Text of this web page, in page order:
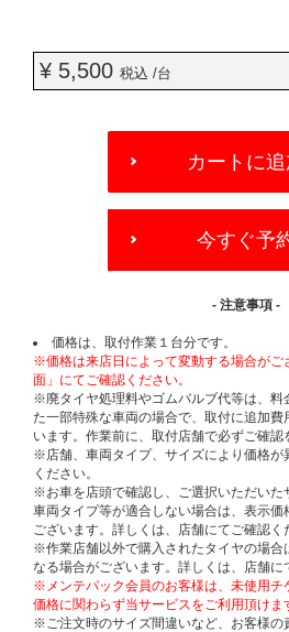
¥ 5,500 税込 /台
OPTIONS
カートに追
今すぐ予
- 注意事項 -
価格は、取付作業１台分です。
※価格は来店日によって変動する場合がご
面」にてご確認ください。
※廃タイヤ処理料やゴムバルブ代等は、料
た一部特殊な車両の場合で、取付に追加
います。作業前に、取付店舗で必ずご確認
※店舗、車両タイプ、サイズにより価格が
ください。
※お車を店頭で確認し、ご選択いただいた
車両タイプ等が適合しない場合は、表示
ございます。詳しくは、店舗にてご確認く
※作業店舗以外で購入されたタイヤの場合
なる場合がございます。詳しくは、店舗に
※メンテパック会員のお客様は、未使用チ
価格に関わらず当サービスをご利用頂けま
※ご注文時のサイズ間違いなど、お客様の